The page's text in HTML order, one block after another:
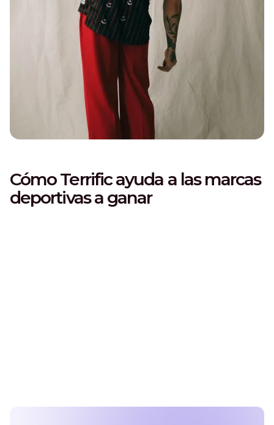
Cómo Terrific ayuda a las marcas
deportivas a ganar